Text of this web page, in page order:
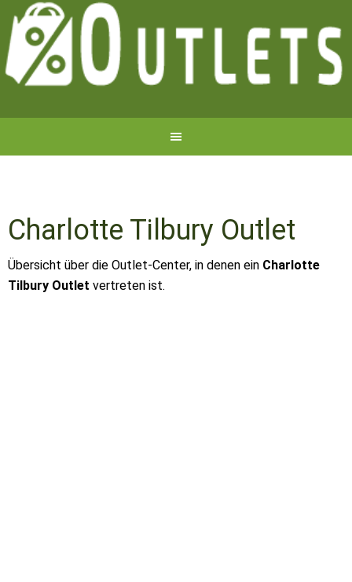
Charlotte Tilbury Outlet
Übersicht über die Outlet-Center, in denen ein Charlotte
Tilbury Outlet vertreten ist.